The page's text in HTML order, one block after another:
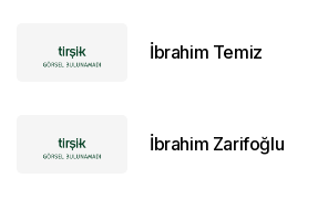
İbrahim Temiz
İbrahim Zarifoğlu